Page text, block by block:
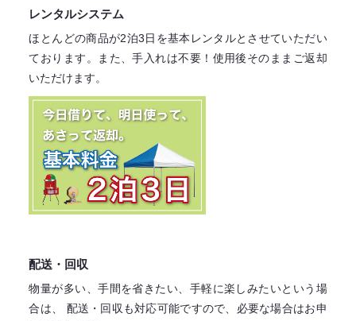
レンタルシステム
ほとんどの商品が2泊3日を基本レンタルとさせていただい
ております。
また、手入れは不要！ 使用後そのままご返却
いただけます。
配送・回収
物量が多い、手間を省きたい、手軽に楽しみたいという場
合は、
配送・回収も対応可能ですので、必要な場合はお申